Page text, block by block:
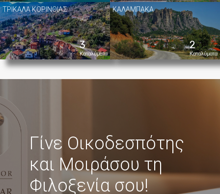
ΤΡΙΚΑΛΑ ΚΟΡΙΝΘΙΑΣ
3
Καταλύματα
ΚΑΛΑΜΠΑΚΑ
2
Καταλύματα
Γίνε Οικοδεσπότης
και Μοιράσου τη
Φιλοξενία σου!